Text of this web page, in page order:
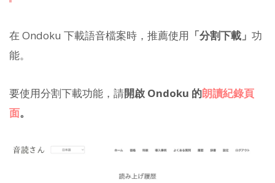
在 Ondoku 下載語音檔案時，推薦使用 「分割下載」 功
能。
要使用分割下載功能，請開啟 Ondoku 的朗讀紀錄頁
面。